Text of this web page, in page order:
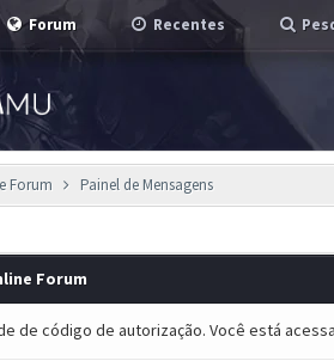
Forum Recentes
Forum Painel de Mensagens
Forum
de código de autorização. Você está